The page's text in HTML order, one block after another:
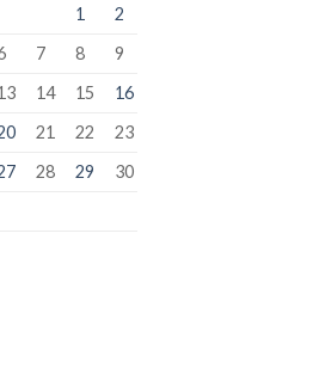
SMAN
Bandung
Lulus
100%
1
2
7 8
9
14 15
16
21 22
23
28 29
30